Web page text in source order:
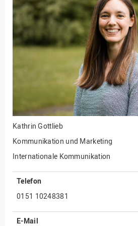
Fakultät
Ingenieurwissenschaften
und Informatik
Fakultät Management,
Kultur und Technik
Fakultät Wirtschafts- und
Sozialwissenschaften
Forschung, Kooperation,
Drittmittel
Gebäude und Technik
Gesellschaftliches
Gleichstellungsbüro
Hochschulleitung
Hochschulplanung/-
Kathrin Gottlieb
Kommunikation und Marketing
Internationale Kommunikation
Telefon
0151 10248381
E-Mail